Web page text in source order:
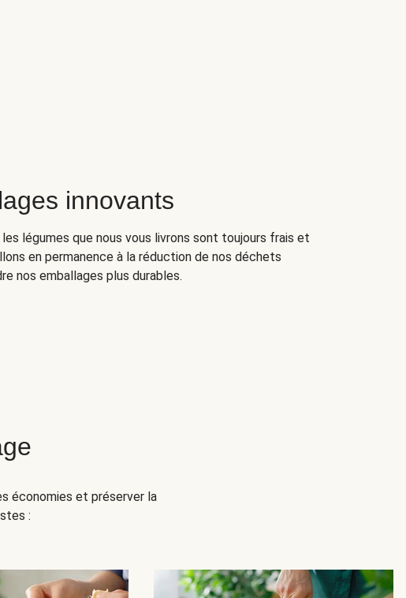
innovants
légumes que nous vous livrons sont toujours frais et
en permanence à la réduction de nos déchets
nos emballages plus durables.
économies et préserver la
: